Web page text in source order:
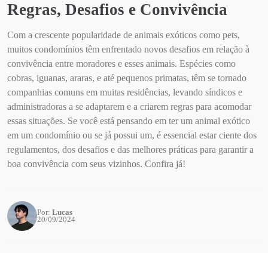
Regras, Desafios e Convivência
Com a crescente popularidade de animais exóticos como pets,
muitos condomínios têm enfrentado novos desafios em relação à
convivência entre moradores e esses animais. Espécies como
cobras, iguanas, araras, e até pequenos primatas, têm se tornado
companhias comuns em muitas residências, levando síndicos e
administradoras a se adaptarem e a criarem regras para acomodar
essas situações. Se você está pensando em ter um animal exótico
em um condomínio ou se já possui um, é essencial estar ciente dos
regulamentos, dos desafios e das melhores práticas para garantir a
boa convivência com seus vizinhos. Confira já!
Por: Lucas
20/09/2024